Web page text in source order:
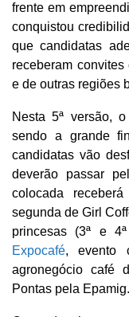
frente em
conquistou
que candidatas
receberam
e de outras regiões
Nesta 5ª versão,
sendo a grande
candidatas vão
deverão passar
colocada
segunda de Girl
princesas (3ª e
Expocafé, evento
agronegócio café
Pontas pela Epamig.